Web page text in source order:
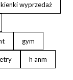
wyprzedaż
gym
h anm